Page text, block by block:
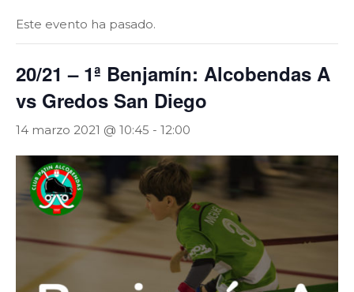
Este evento ha pasado.
20/21 – 1ª Benjamín: Alcobendas A
vs Gredos San Diego
14 marzo 2021 @ 10:45 - 12:00